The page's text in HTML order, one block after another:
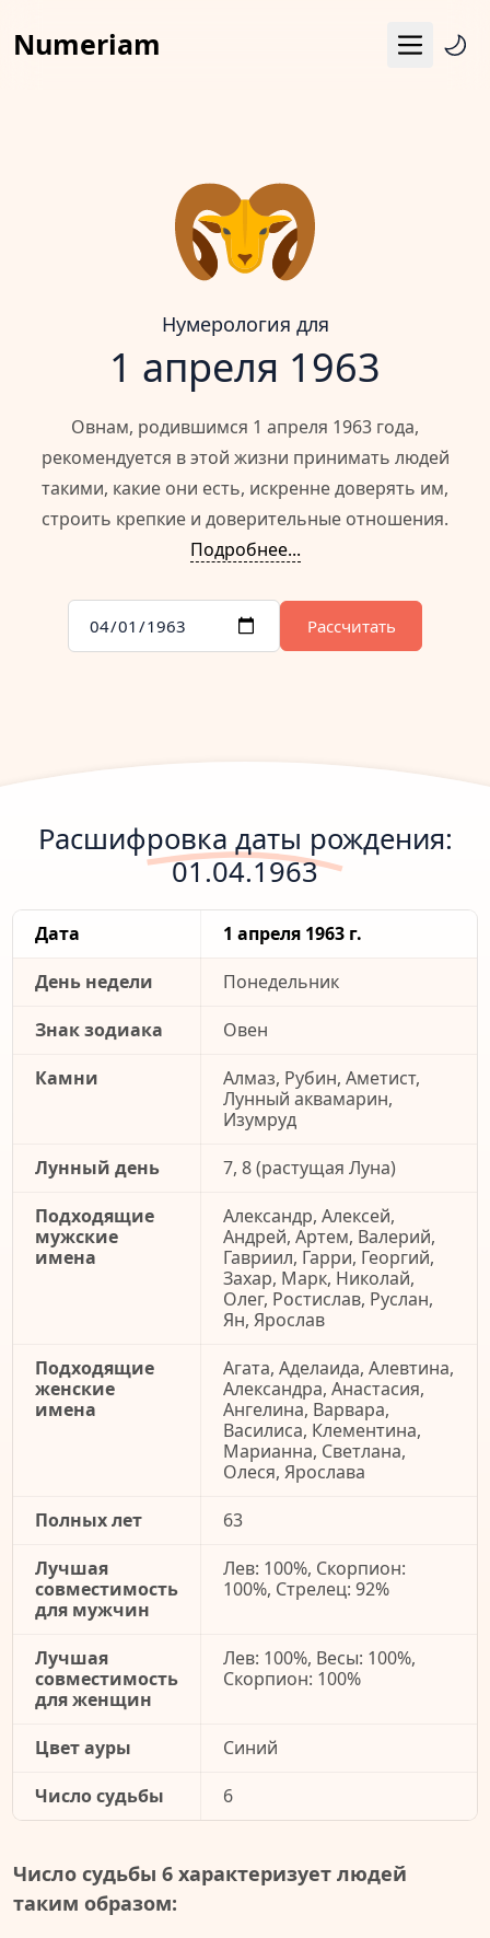
Numeriam Меню
Матрица судьбы
Гороскоп
Календарь
Нумерология для
1 апреля 1963
Овнам, родившимся 1 апреля 1963 года,
рекомендуется в этой жизни принимать людей
такими, какие они есть, искренне доверять им,
строить крепкие и доверительные отношения.
Подробнее...
Рассчитать
Расшифровка даты рождения:
01.04.1963
Дата
1 апреля 1963 г.
День недели
Понедельник
Знак зодиака
Овен
Камни
Алмаз, Рубин, Аметист,
Лунный аквамарин,
Изумруд
Лунный день
7, 8 (растущая Луна)
Подходящие
мужские
имена
Александр, Алексей,
Андрей, Артем, Валерий,
Гавриил, Гарри, Георгий,
Захар, Марк, Николай,
Олег, Ростислав, Руслан,
Ян, Ярослав
Подходящие
женские
имена
Агата, Аделаида, Алевтина,
Александра, Анастасия,
Ангелина, Варвара,
Василиса, Клементина,
Марианна, Светлана,
Олеся, Ярослава
Полных лет
63
Лучшая
совместимость
для мужчин
Лев: 100%, Скорпион:
100%, Стрелец: 92%
Лучшая
совместимость
для женщин
Лев: 100%, Весы: 100%,
Скорпион: 100%
Цвет ауры
Синий
Число судьбы
6
Число судьбы 6 характеризует людей
таким образом: